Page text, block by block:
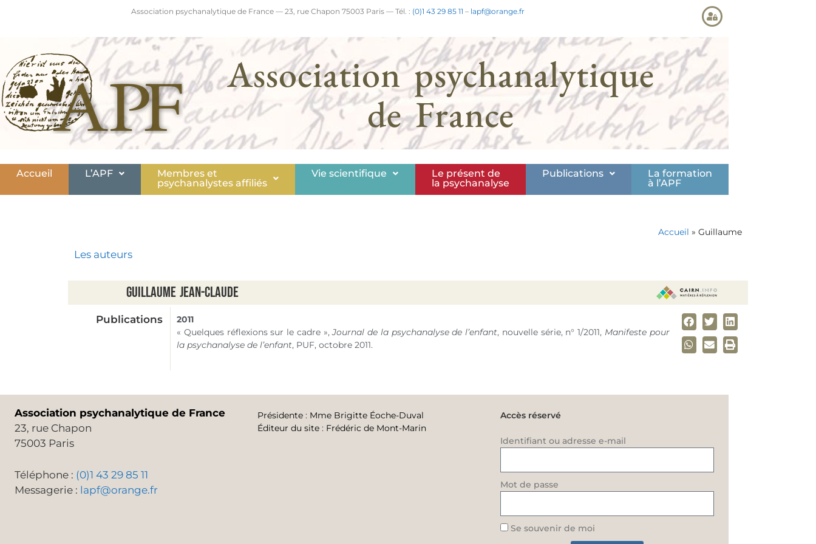
Association psychanalytique de France — 23, rue Chapon 75003 Paris — Tél. : (0)1 43 29 85 11 – lapf@orange.fr
Association psychanalytique
de France
Accueil L’APF
Membres et
psychanalystes affiliés
Vie scientifique
Le présent de
la psychanalyse
Publications
La formation
à l’APF
Accueil » Guillaume
Les auteurs
Guillaume Jean-Claude
Publications
2011
« Quelques réflexions sur le cadre »,Journal de la psychanalyse de l’enfant, nouvelle série, n° 1/2011, Manifeste pour
la psychanalyse de l’enfant, PUF, octobre 2011.
Association psychanalytique de France
23, rue Chapon
75003 Paris
Téléphone : (0)1 43 29 85 11
Messagerie : lapf@orange.fr
Présidente: Mme Brigitte Éoche-Duval
Éditeur du site: Frédéric de Mont-Marin
Accès réservé
Identifiant ou adresse e-mail
Mot de passe
Se souvenir de moi